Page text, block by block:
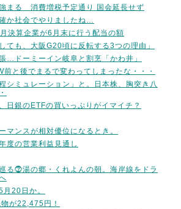
まる 消費増税予定通り 国会延長せず
か社会でやりましたね…
決算企業が6月末に行う配当の額
ても、大阪G20頃に反転する3つの理由」
…ドーミーイン岐阜と割烹「かわ井」
前と後でまるで変わってしまったな・・・
シミュレーション」と。日本株、胸突き八
日銀のETFの買いっぷりがイマイチ？
マンスが相対優位になるとき。
度の営業利益見通し
る⓻湯の郷・くれよんの朝。海岸線をドラ
20日か。
が22,475円！